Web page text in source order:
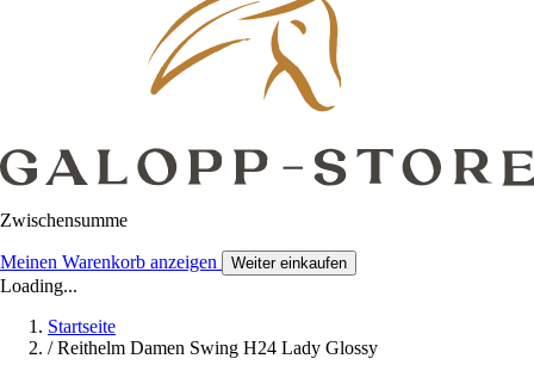
Zwischensumme
Meinen Warenkorb anzeigen Weiter einkaufen
Loading...
Startseite
/ Reithelm Damen Swing H24 Lady Glossy